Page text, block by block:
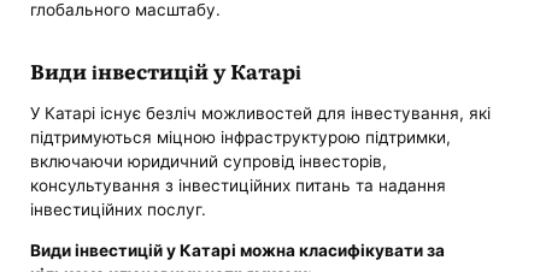
глобального масштабу.
Види інвестицій у Катарі
У Катарі існує безліч можливостей для інвестування, які
підтримуються міцною інфраструктурою підтримки,
включаючи юридичний супровід інвесторів,
консультування з інвестиційних питань та надання
інвестиційних послуг.
Види інвестицій у Катарі можна класифікувати за